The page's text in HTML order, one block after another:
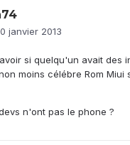
janvier 2013
si quelqu'un avait des
moins célébre Rom Miui
n'ont pas le phone ?